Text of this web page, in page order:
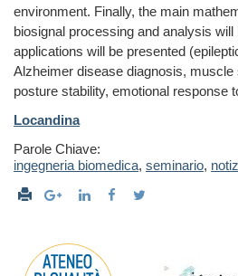
environment. Finally, the main
biosignal processing and analysis
applications will be presented
Alzheimer disease diagnosis,
posture stability, emotional response
Locandina
Parole Chiave:
ingegneria biomedica, seminario,